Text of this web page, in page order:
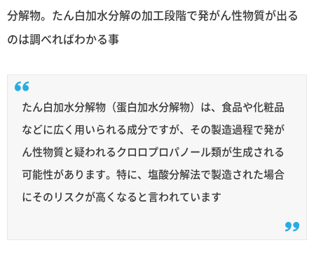
分解物。たん白加水分解の加工段階で発がん性物質が出る
のは調べればわかる事
たん白加水分解物（蛋白加水分解物）は、食品や化粧品
などに広く用いられる成分ですが、その製造過程で発が
ん性物質と疑われるクロロプロパノール類が生成される
可能性があります。特に、塩酸分解法で製造された場合
にそのリスクが高くなると言われています